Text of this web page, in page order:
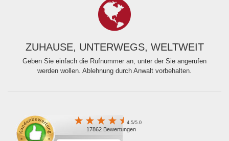
ZUHAUSE, UNTERWEGS, WELTWEIT
Geben Sie einfach die Rufnummer an, unter der Sie angerufen
werden wollen. Ablehnung durch Anwalt vorbehalten.
4.5/5.0
17862 Bewertungen